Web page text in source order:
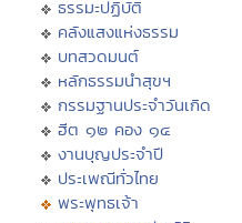
ธรรมะปฏิบัติ
คลังแสงแห่งธรรม
บทสวดมนต์
หลักธรรมนำสุขฯ
กรรมฐานประจำวันเกิด
ฮีต ๑๒ คอง ๑๔
งานบุญประจำปี
ประเพณีทั่วไทย
พระพุทธเจ้า